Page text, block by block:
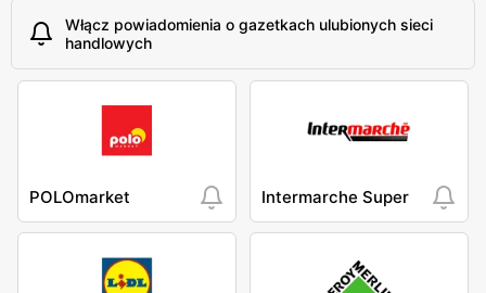
Włącz powiadomienia o gazetkach ulubionych sieci
handlowych
POLOmarket Intermarche Super